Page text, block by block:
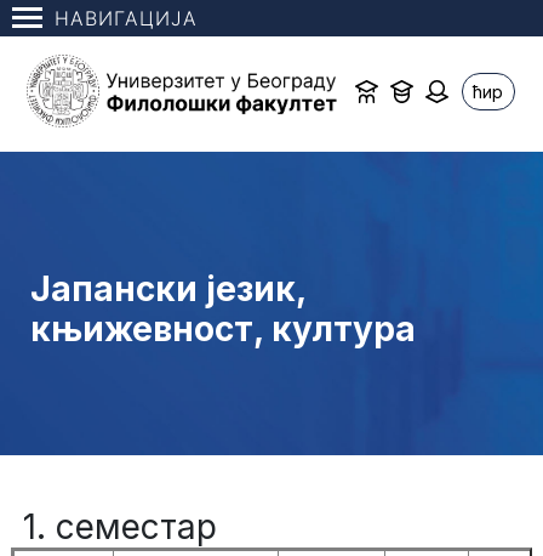
НАВИГАЦИЈА
ћир
Јапански језик,
књижевност, култура
1. семестар